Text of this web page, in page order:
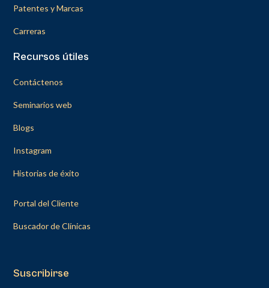
Patentes y Marcas
Carreras
Recursos útiles
Contáctenos
Seminarios web
Blogs
Instagram
Historias de éxito
Portal del Cliente
Buscador de Clínicas
Suscribirse